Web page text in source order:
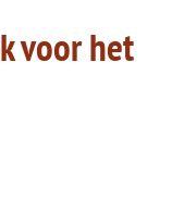
voor het